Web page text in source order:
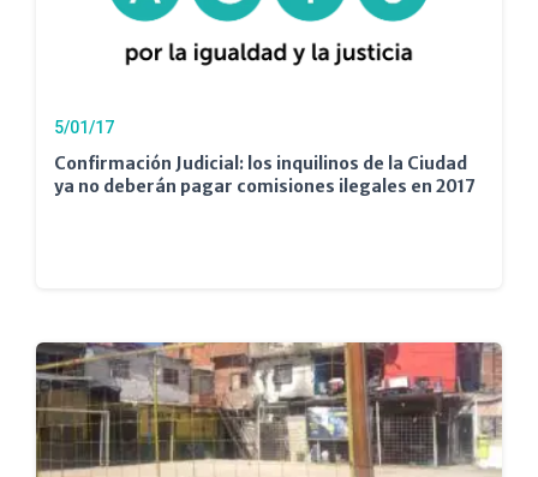
5/01/17
Confirmación Judicial: los inquilinos de la Ciudad
ya no deberán pagar comisiones ilegales en 2017